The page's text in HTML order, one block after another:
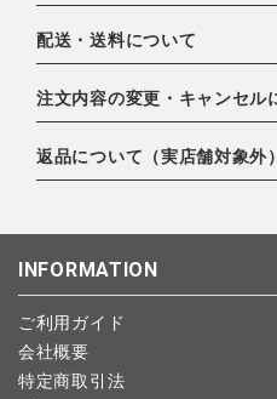
下記お支払い方法よりお選びいた
・クレジットカード（
EXPRESS,Diners Club）
・amazonペイメント
・楽天ペイ
・PayPay
配送・送料について
配達業者：日本郵便
北海道：1,400円
注文内容の変更・キャンセル
ご注文日当日から翌日のAM9:00
ンセルは可能です。
します。
予約商品など一部キャンセルが
かじめご了承ください。
返品について（実店舗対象外）
こちら よりご依頼ください。
INFORMATION
ご利用ガイド
会社概要
特定商取引法